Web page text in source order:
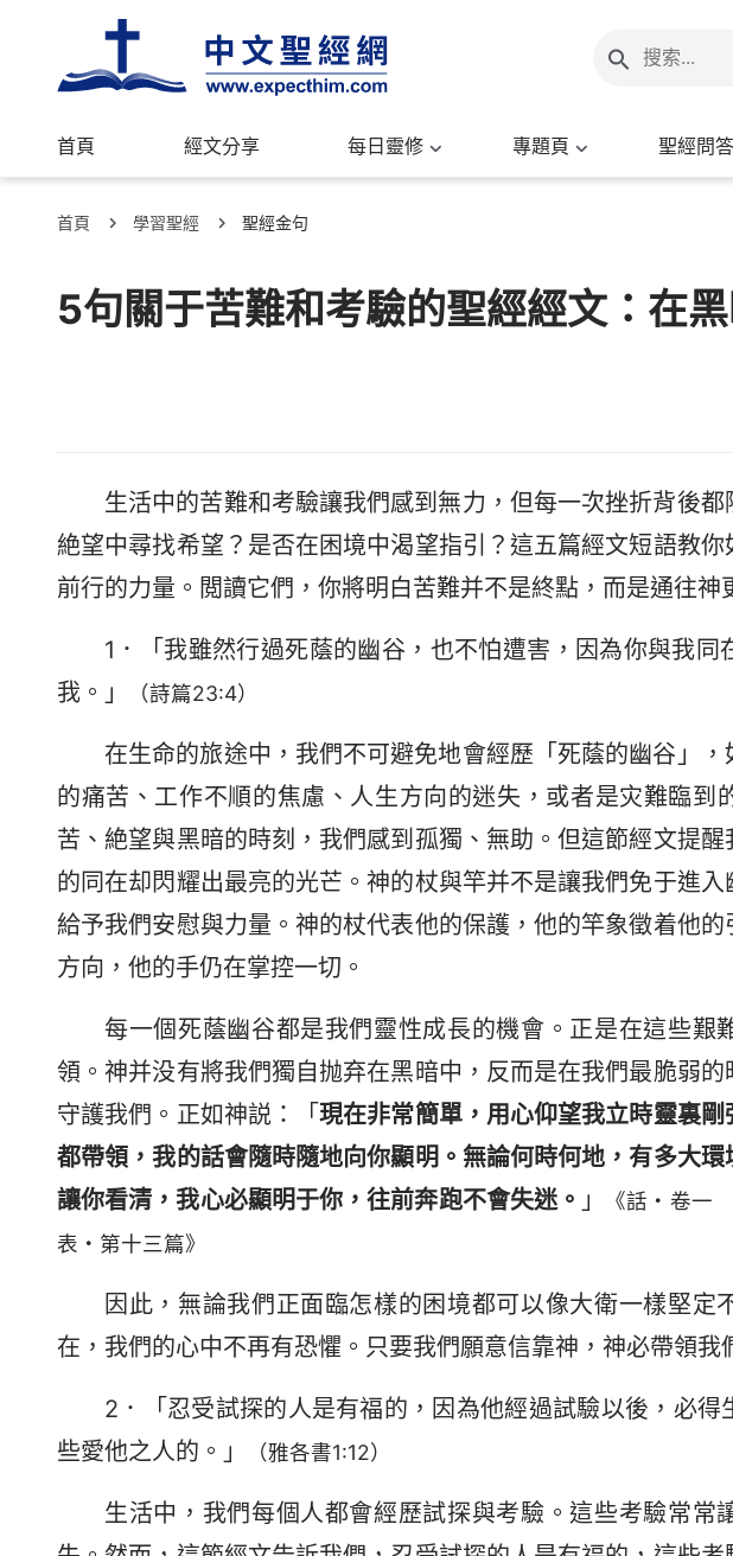
首頁 經文分享 每日靈修 專題頁 聖經問答
首頁 學習聖經 聖經金句
5句關于苦難和考驗的聖經經文：在
生活中的苦難和考驗讓我們感到無力，但每一次挫折背後
絶望中尋找希望？是否在困境中渴望指引？這五篇經文短語教你
前行的力量。閲讀它們，你將明白苦難并不是終點，而是通往神
1．「我雖然行過死蔭的幽谷，也不怕遭害，因為你與我同
我。」
（詩篇23:4）
在生命的旅途中，我們不可避免地會經歷「死蔭的幽谷」
的痛苦、工作不順的焦慮、人生方向的迷失，或者是灾難臨到
苦、絶望與黑暗的時刻，我們感到孤獨、無助。但這節經文提
的同在却閃耀出最亮的光芒。神的杖與竿并不是讓我們免于進
給予我們安慰與力量。神的杖代表他的保護，他的竿象徵着他
方向，他的手仍在掌控一切。
每一個死蔭幽谷都是我們靈性成長的機會。正是在這些艱
領。神并没有將我們獨自抛弃在黑暗中，反而是在我們最脆弱的
守護我們。正如神説：「現在非常簡單，用心仰望我立時靈裏
都帶領，我的話會隨時隨地向你顯明。無論何時何地，有多大
讓你看清，我心必顯明于你，往前奔跑不會失迷。 」 《話・卷一
表・第十三篇》
因此，無論我們正面臨怎樣的困境都可以像大衛一樣堅定
在，我們的心中不再有恐懼。只要我們願意信靠神，神必帶領我
2．「忍受試探的人是有福的，因為他經過試驗以後，必得
些愛他之人的。」
（雅各書1:12）
生活中，我們每個人都會經歷試探與考驗。這些考驗常常